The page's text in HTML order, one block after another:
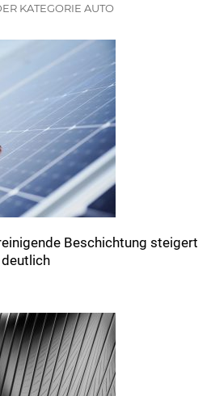
KATEGORIE AUTO
Beschichtung steigert